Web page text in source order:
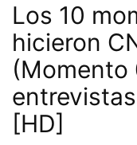
Los 10
hicieron
(Momento
[HD]